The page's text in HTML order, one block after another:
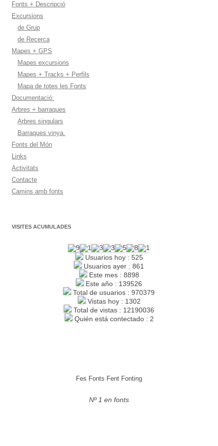
Fonts + Descripció
Excursions
de Grup
de Recerca
Mapes + GPS
Mapes excursions
Mapes + Tracks + Perfils
Mapa de totes les Fonts
Documentació:
Arbres + barraques
Arbres singulars
Barraques vinya.
Fonts del Món
Links
Activitats
Contacte
Camins amb fonts
VISITES ACUMULADES
Usuarios hoy : 525
Usuarios ayer : 861
Este mes : 8898
Este año : 139526
Total de usuarios : 970379
Vistas hoy : 1302
Total de vistas : 12190036
Quién está contectado : 2
Fes Fonts Fent Fonting
Nº 1 en fonts